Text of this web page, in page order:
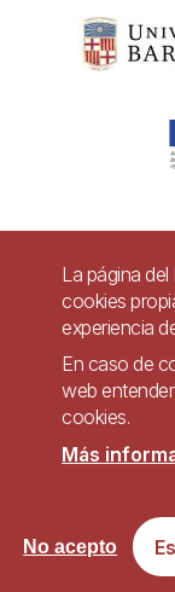
Pie
página
Política de
Sitio web accesible
septiembre, sobre
La página
cookies
experiencia
En caso de
web
cookies.
Más
No acepto